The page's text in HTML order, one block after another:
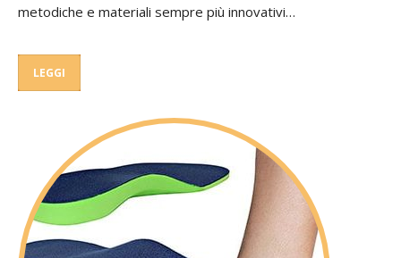
metodiche e materiali sempre più innovativi…
LEGGI